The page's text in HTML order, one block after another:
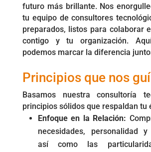
futuro más brillante. Nos
tu equipo de consultores
preparados, listos para colaborar
contigo y tu organización.
podemos marcar la diferencia
Principios que nos
Basamos nuestra consultoría
principios sólidos que respaldan tu
Enfoque en la Relación:
necesidades, personalidad y
así como las